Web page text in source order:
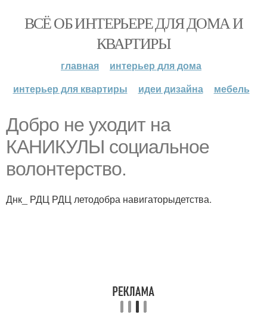
ВСЁ ОБ ИНТЕРЬЕРЕ ДЛЯ ДОМА И
КВАРТИРЫ
главная
интерьер для дома
интерьер для квартиры
идеи дизайна мебель
Добро не уходит на
КАНИКУЛЫ социальное
волонтерство.
Днк_ РДЦ РДЦ летодобра навигаторыдетства.